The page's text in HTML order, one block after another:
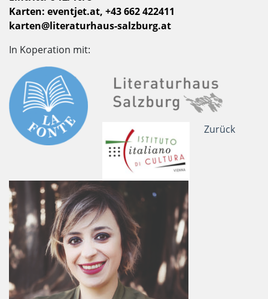
Karten: eventjet.at, +43 662 422411
karten@literaturhaus-salzburg.at
In Koperation mit:
Zurück